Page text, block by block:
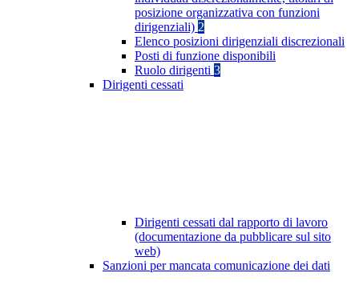
posizione organizzativa con funzioni
dirigenziali) 2
Elenco posizioni dirigenziali discrezionali
Posti di funzione disponibili
Ruolo dirigenti 3
Dirigenti cessati
Dirigenti cessati dal rapporto di lavoro
(documentazione da pubblicare sul sito
web)
Sanzioni per mancata comunicazione dei dati